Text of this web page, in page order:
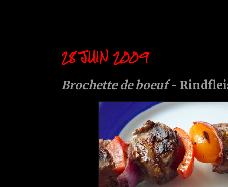
28 JUIN 2009
Brochette de boeuf-